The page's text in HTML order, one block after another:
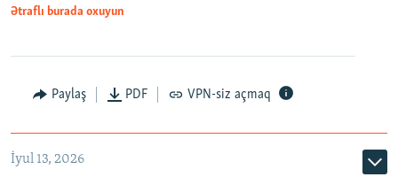
Ətraflı burada oxuyun
Paylaş PDF VPN-siz açmaq
İyul 13, 2026